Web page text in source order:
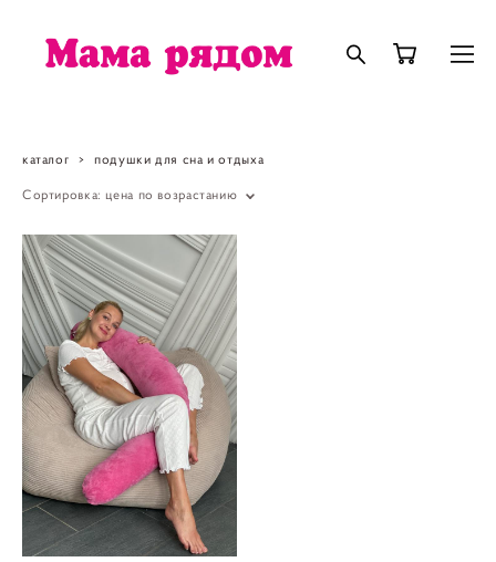
каталог > подушки для сна и отдыха
Сортировка: цена по возрастанию